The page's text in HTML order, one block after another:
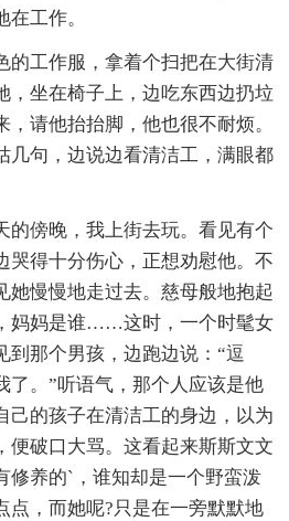
工作。
工作服，拿着个扫把在大街清
，坐在椅子上，边吃东西边扔垃
请他抬抬脚，他也很不耐烦。
几句，边说边看清洁工，满眼都
傍晚，我上街去玩。看见有个
哭得十分伤心，正想劝慰他。不
她慢慢地走过去。慈母般地抱起
妈妈是谁……这时，一个时髦女
到那个男孩，边跑边说：“逗
了。”听语气，那个人应该是他
己的孩子在清洁工的身边，以为
便破口大骂。这看起来斯斯文文
修养的`，谁知却是一个野蛮泼
点，而她呢?只是在一旁默默地